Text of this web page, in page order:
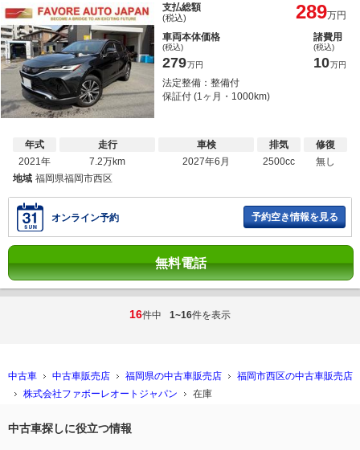
支払総額
(税込) 289万円
車両本体価格
(税込)
279万円
諸費用
(税込)
10万円
法定整備：整備付
保証付 (1ヶ月・1000km)
年式
2021年
走行
7.2万km
車検
2027年6月
排気
2500cc
修復
無し
地域 福岡県福岡市西区
オンライン予約 予約空き情報を見る
無料電話
16件中 1~16件を表示
中古車 中古車販売店 福岡県の中古車販売店
福岡市西区の中古車販売店
株式会社ファボーレオートジャパン
在庫
中古車探しに役立つ情報